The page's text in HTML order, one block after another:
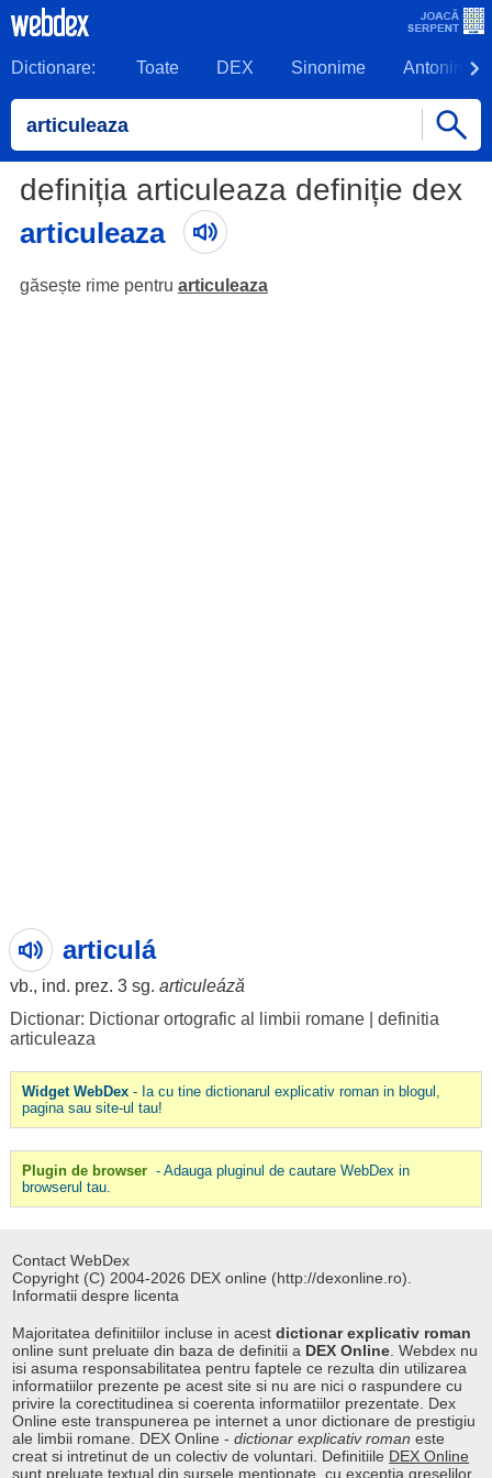
Dictionare: Toate DEX Sinonime Antonime
definiția articuleaza definiție dex
articuleaza
găsește rime pentru articuleaza
articulá
vb., ind. prez. 3 sg. articuleáză
Dictionar: Dictionar ortografic al limbii romane| definitia
articuleaza
Widget WebDex- Ia cu tine dictionarul explicativ roman in blogul,
pagina sau site-ul tau!
Plugin de browser - Adauga pluginul de cautare WebDex in
browserul tau.
Contact WebDex
Copyright (C) 2004-2026 DEX online (http://dexonline.ro).
Informatii despre licenta
Majoritatea definitiilor incluse in acestdictionar explicativ roman
online sunt preluate din baza de definitii a DEX Online . Webdex nu
isi asuma responsabilitatea pentru faptele ce rezulta din utilizarea
informatiilor prezente pe acest site si nu are nici o raspundere cu
privire la corectitudinea si coerenta informatiilor prezentate. Dex
Online este transpunerea pe internet a unor dictionare de prestigiu
ale limbii romane. DEX Online -dictionar explicativ roman este
creat si intretinut de un colectiv de voluntari. Definitiile DEX Online
sunt preluate textual din sursele mentionate, cu exceptia greselilor